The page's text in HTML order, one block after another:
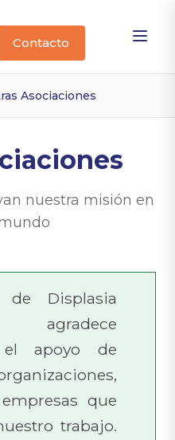
Contacto
Asociaciones
nuestra misión en
de Displasia
el apoyo de
que
trabajo.